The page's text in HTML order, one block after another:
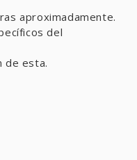
aproximadamente.
del
de esta.